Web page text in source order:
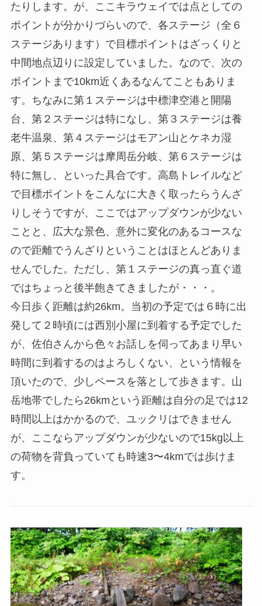
たりします。が、ここキラウェイでは点としての
ポイントが分かりづらいので、各ステージ（全６
ステージあります）で目標ポイントはざっくりと
中間地点辺りに設定していました。なので、次の
ポイントまで10km近くあるなんてこともありま
す。ちなみに第１ステージは中標津空港と開陽
台、第２ステージは特になし、第３ステージは養
老牛温泉、第４ステージはモアン山とケネカ湿
原、第５ステージは摩周岳分岐、第６ステージは
特に無し、といった具合です。高島トレイルなど
で目標ポイントをこんなに大きく取ったらうんざ
りしそうですが、ここではアップダウンが少ない
ことと、広大な景色、意外に変化のあるコースな
ので距離でうんざりということはほとんどありま
せんでした。ただし、第１ステージの真っ直ぐ道
ではちょっと後半飽きてきましたが・・・。
今日歩く距離は約26km。当初の予定では６時に出
発して２時頃には西別小屋に到着する予定でした
が、佐伯さんから色々お話しを伺ってあまり早い
時間に到着するのはよろしくない、という情報を
頂いたので、少しペースを落として歩きます。山
岳地帯でしたら26kmという距離は自分の足では12
時間以上はかかるので、ユックリはできません
が、ここならアップダウンが少ないので15kg以上
の荷物を背負っていても時速3〜4kmでは歩けま
す。